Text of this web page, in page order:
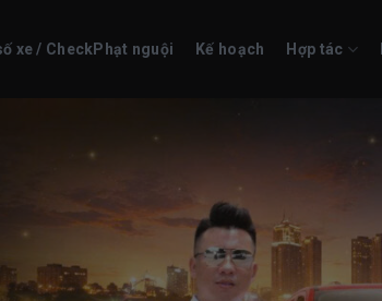
xe / CheckPhạt nguội Kế hoạch Hợp tác